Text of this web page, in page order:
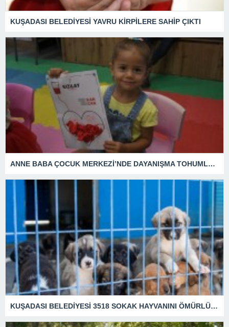
KUŞADASI BELEDİYESİ YAVRU KİRPİLERE SAHİP ÇIKTI
ANNE BABA ÇOCUK MERKEZİ’NDE DAYANIŞMA TOHUMLARI YEŞERDİ
KUŞADASI BELEDİYESİ 3518 SOKAK HAYVANINI ÖMÜRLÜK YUVASINA KAVUŞTURDU